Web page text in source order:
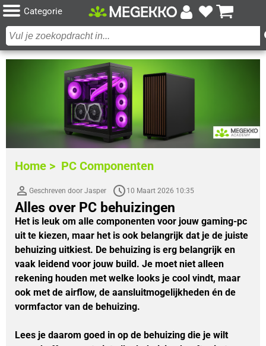
Categorie
Home > PC Componenten
Geschreven door Jasper 10 Maart 2026 10:35
Alles over PC behuizingen
Het is leuk om alle componenten voor jouw gaming-pc
uit te kiezen, maar het is ook belangrijk dat je de juiste
behuizing uitkiest. De behuizing is erg belangrijk en
vaak leidend voor jouw build. Je moet niet alleen
rekening houden met welke looks je cool vindt, maar
ook met de airflow, de aansluitmogelijkheden én de
vormfactor van de behuizing.
Lees je daarom goed in op de behuizing die je wilt